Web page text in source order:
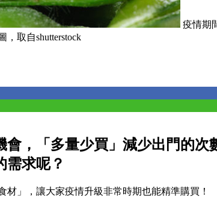
疫情期
取自shutterstock
，「多量少買」減少出門的
需求呢？
」，讓大家疫情升級非常時期也能精準購買！